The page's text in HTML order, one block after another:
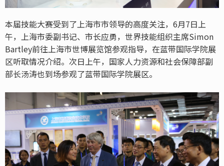
本届技能大赛受到了上海市市领导的高度关注，6月7日上
午，上海市委副书记、市长应勇，世界技能组织主席Simon
Bartley前往上海市世博展览馆参观指导，在蓝带国际学院展
区听取情况介绍。次日上午，国家人力资源和社会保障部副
部长汤涛也到场参观了蓝带国际学院展区。